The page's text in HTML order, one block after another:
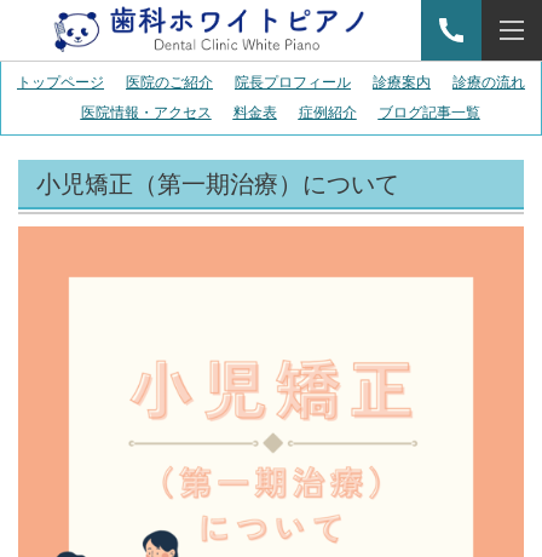
トップページ 医院のご紹介 院長プロフィール 診療案内
診療の流れ
医院情報・アクセス
料金表 症例紹介 ブログ記事一覧
小児矯正（第一期治療）について